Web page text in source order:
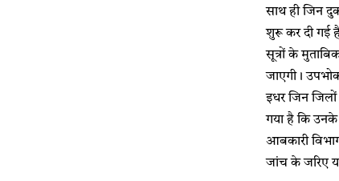
साथ ही जिन
शुरू कर दी गई
सूत्रों के
जाएगी।
इधर जिन
गया है कि उनके
आबकारी
जांच के जरिए